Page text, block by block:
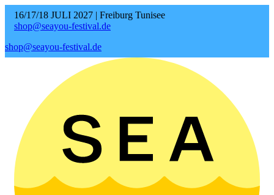
16/17/18 JULI 2027 | Freiburg Tunisee
shop@seayou-festival.de
shop@seayou-festival.de